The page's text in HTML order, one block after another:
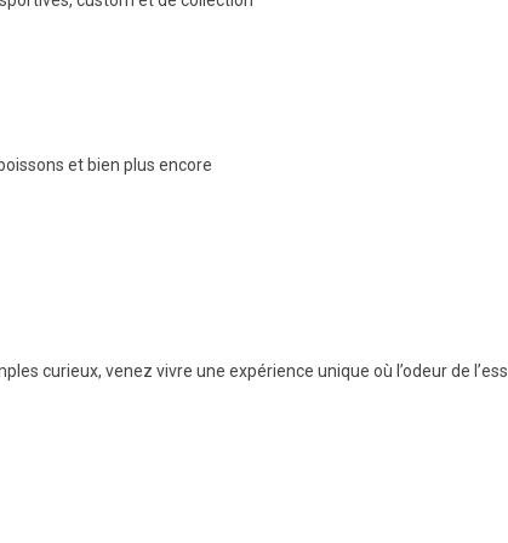
et bien plus encore
curieux, venez vivre une expérience unique où l’odeur de